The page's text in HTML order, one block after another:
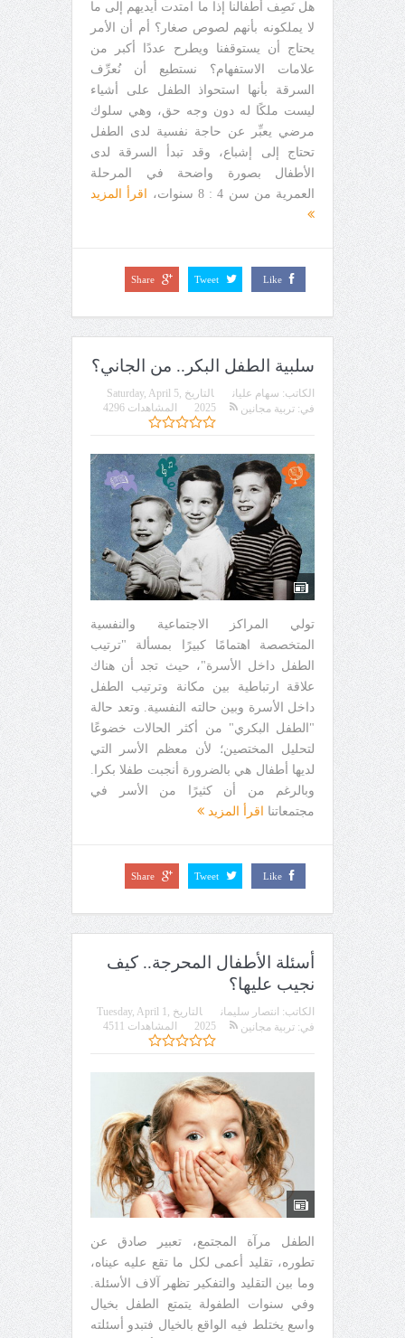
هل نَصِف أطفالنا إذا ما امتدت أيديهم إلى ما
لا يملكونه بأنهم لصوص صغار؟ أم أن الأمر
يحتاج أن يستوقفنا ويطرح عددًا أكبر من
علامات الاستفهام؟ نستطيع أن نُعرِّف
السرقة بأنها استحواذ الطفل على أشياء
ليست ملكًا له دون وجه حق، وهي سلوك
مرضي يعبِّر عن حاجة نفسية لدى الطفل
تحتاج إلى إشباع، وقد تبدأ السرقة لدى
الأطفال بصورة واضحة في المرحلة
العمرية من سن 4 : 8 سنوات،
اقرأ المزيد
Like
Tweet
Share
سلبية الطفل البكر.. من الجاني؟
الكاتب: سهام عليان التاريخ Saturday, April 5,
2025
في: تربية مجانين المشاهدات 4296
تولي المراكز الاجتماعية والنفسية
المتخصصة اهتمامًا كبيرًا بمسألة "ترتيب
الطفل داخل الأسرة"، حيث تجد أن هناك
علاقة ارتباطية بين مكانة وترتيب الطفل
داخل الأسرة وبين حالته النفسية. وتعد حالة
"الطفل البكري" من أكثر الحالات خضوعًا
لتحليل المختصين؛ لأن معظم الأسر التي
لديها أطفال هي بالضرورة أنجبت طفلا بكرا.
وبالرغم من أن كثيرًا من الأسر في
مجتمعاتنا اقرأ المزيد
Like
Tweet
Share
أسئلة الأطفال المحرجة.. كيف
نجيب عليها؟
الكاتب: انتصار سليمان التاريخ
Tuesday, April 1,
2025
في: تربية مجانين المشاهدات 4511
الطفل مرآة المجتمع، تعبير صادق عن
تطوره، تقليد أعمى لكل ما تقع عليه عيناه،
وما بين التقليد والتفكير تظهر آلاف الأسئلة.
وفي سنوات الطفولة يتمتع الطفل بخيال
واسع يختلط فيه الواقع بالخيال فتبدو أسئلته